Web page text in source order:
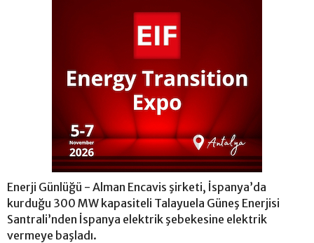
Enerji Günlüğü - Alman Encavis şirketi, İspanya’da
kurduğu 300 MW kapasiteli Talayuela Güneş Enerjisi
Santrali’nden İspanya elektrik şebekesine elektrik
vermeye başladı.